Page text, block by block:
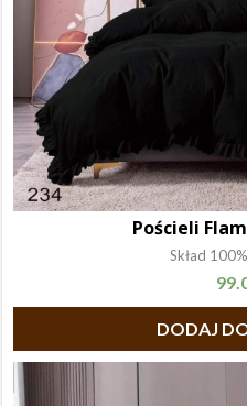
Pościeli
Skład
DODAJ